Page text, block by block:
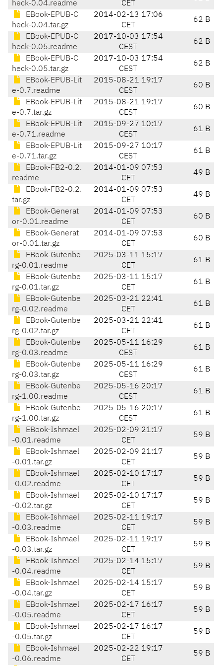
heck-0.04.readme
CET
EBook-EPUB-C
heck-0.04.tar.gz
2014-02-13 17:06
CET
62 B
EBook-EPUB-C
heck-0.05.readme
2017-10-03 17:54
CEST
62 B
EBook-EPUB-C
heck-0.05.tar.gz
2017-10-03 17:54
CEST
62 B
EBook-EPUB-Lit
e-0.7.readme
2015-08-21 19:17
CEST
60 B
EBook-EPUB-Lit
e-0.7.tar.gz
2015-08-21 19:17
CEST
60 B
EBook-EPUB-Lit
e-0.71.readme
2015-09-27 10:17
CEST
61 B
EBook-EPUB-Lit
e-0.71.tar.gz
2015-09-27 10:17
CEST
61 B
EBook-FB2-0.2.
readme
2014-01-09 07:53
CET
49 B
EBook-FB2-0.2.
tar.gz
2014-01-09 07:53
CET
49 B
EBook-Generat
or-0.01.readme
2014-01-09 07:53
CET
60 B
EBook-Generat
or-0.01.tar.gz
2014-01-09 07:53
CET
60 B
EBook-Gutenbe
rg-0.01.readme
2025-03-11 15:17
CET
61 B
EBook-Gutenbe
rg-0.01.tar.gz
2025-03-11 15:17
CET
61 B
EBook-Gutenbe
rg-0.02.readme
2025-03-21 22:41
CET
61 B
EBook-Gutenbe
rg-0.02.tar.gz
2025-03-21 22:41
CET
61 B
EBook-Gutenbe
rg-0.03.readme
2025-05-11 16:29
CEST
61 B
EBook-Gutenbe
rg-0.03.tar.gz
2025-05-11 16:29
CEST
61 B
EBook-Gutenbe
rg-1.00.readme
2025-05-16 20:17
CEST
61 B
EBook-Gutenbe
rg-1.00.tar.gz
2025-05-16 20:17
CEST
61 B
EBook-Ishmael
-0.01.readme
2025-02-09 21:17
CET
59 B
EBook-Ishmael
-0.01.tar.gz
2025-02-09 21:17
CET
59 B
EBook-Ishmael
-0.02.readme
2025-02-10 17:17
CET
59 B
EBook-Ishmael
-0.02.tar.gz
2025-02-10 17:17
CET
59 B
EBook-Ishmael
-0.03.readme
2025-02-11 19:17
CET
59 B
EBook-Ishmael
-0.03.tar.gz
2025-02-11 19:17
CET
59 B
EBook-Ishmael
-0.04.readme
2025-02-14 15:17
CET
59 B
EBook-Ishmael
-0.04.tar.gz
2025-02-14 15:17
CET
59 B
EBook-Ishmael
-0.05.readme
2025-02-17 16:17
CET
59 B
EBook-Ishmael
-0.05.tar.gz
2025-02-17 16:17
CET
59 B
EBook-Ishmael
-0.06.readme
2025-02-22 19:17
CET
59 B